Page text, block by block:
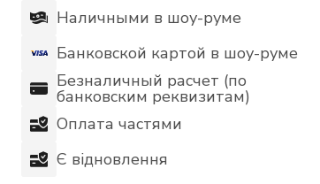
Наличными в шоу-руме
Банковской картой в шоу-руме
Безналичный расчет (по
банковским реквизитам)
Оплата частями
Є відновлення